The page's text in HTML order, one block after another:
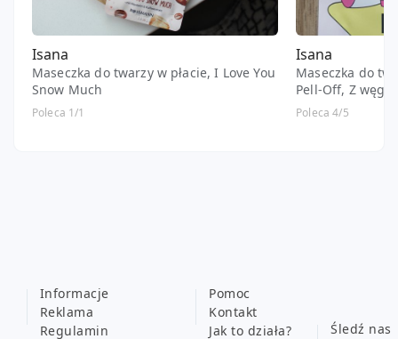
Isana
Maseczka do twarzy w płacie, I Love You
Snow Much
Poleca 1/1
Isana
Maseczka do
Pell-Off, Z
Poleca 4/5
Informacje
Reklama
Regulamin
Pomoc
Kontakt
Jak to działa?
Śledź nas